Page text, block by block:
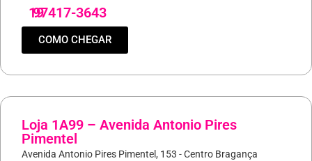
19
97417-3643
COMO CHEGAR
Loja 1A99 – Avenida Antonio Pires
Pimentel
Avenida Antonio Pires Pimentel, 153 - Centro Bragança